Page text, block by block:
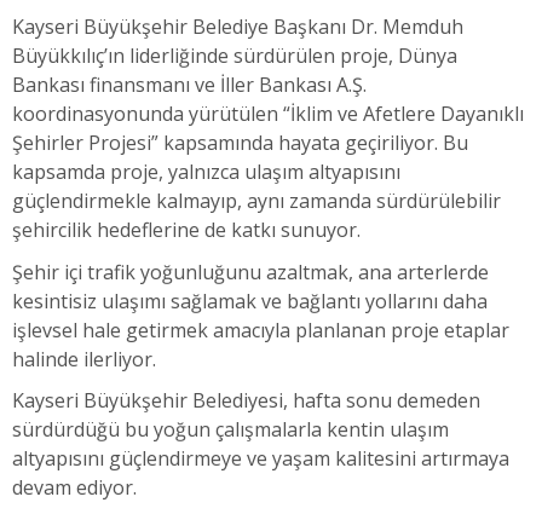
Kayseri Büyükşehir Belediye Başkanı Dr. Memduh
Büyükkılıç’ın liderliğinde sürdürülen proje, Dünya
Bankası finansmanı ve İller Bankası A.Ş.
koordinasyonunda yürütülen “İklim ve Afetlere Dayanıklı
Şehirler Projesi” kapsamında hayata geçiriliyor. Bu
kapsamda proje, yalnızca ulaşım altyapısını
güçlendirmekle kalmayıp, aynı zamanda sürdürülebilir
şehircilik hedeflerine de katkı sunuyor.
Şehir içi trafik yoğunluğunu azaltmak, ana arterlerde
kesintisiz ulaşımı sağlamak ve bağlantı yollarını daha
işlevsel hale getirmek amacıyla planlanan proje etaplar
halinde ilerliyor.
Kayseri Büyükşehir Belediyesi, hafta sonu demeden
sürdürdüğü bu yoğun çalışmalarla kentin ulaşım
altyapısını güçlendirmeye ve yaşam kalitesini artırmaya
devam ediyor.